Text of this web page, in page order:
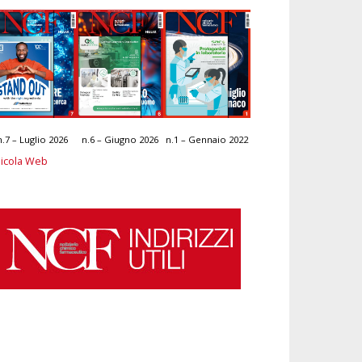
– Luglio 2026 n.6 – Giugno 2026 n.1 – Gennaio 2022
Web